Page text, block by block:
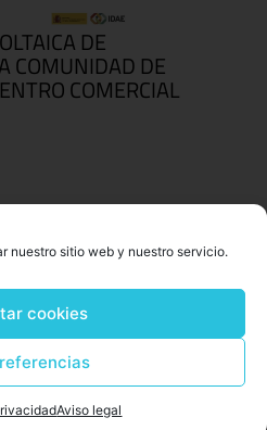
nuestro sitio web y nuestro servicio.
cookies
Aviso legal
DE
COMUNIDAD DE
COMERCIAL